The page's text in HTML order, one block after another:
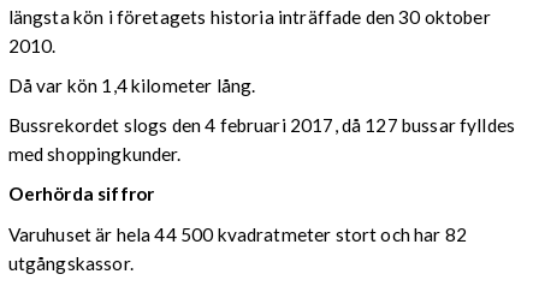
längsta kön i företagets historia inträffade den 30 oktober
2010.
Då var kön 1,4 kilometer lång.
Bussrekordet slogs den 4 februari 2017, då 127 bussar fylldes
med shoppingkunder.
Oerhörda siffror
Varuhuset är hela 44 500 kvadratmeter stort och har 82
utgångskassor.